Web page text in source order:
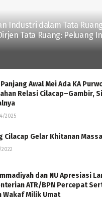
Industri dalam Tata
Tata Ruang: Peluang
Awal Mei Ada KA
Relasi Cilacap–Gambir,
2025
Cilacap Gelar Khitanan
2022
dan NU Apresiasi
ATR/BPN Percepat
Wakaf Milik Umat